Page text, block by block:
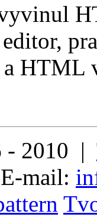
HTML
- 2010 |
mail: